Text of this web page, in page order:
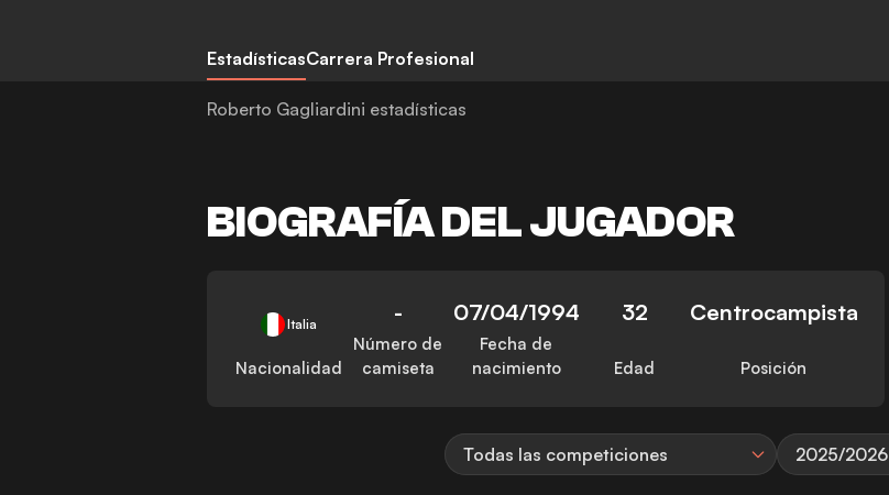
EstadísticasCarrera Profesional
Roberto Gagliardini estadísticas
BIOGRAFÍA DEL JUGADOR
Italia
Nacionalidad
-
Número de
camiseta
07/04/1994
Fecha de
nacimiento
32
Edad
Centrocampista
Posición
Todas las competiciones 2025/2026